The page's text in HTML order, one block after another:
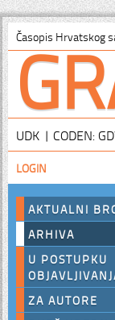
Časopis Hrvatskog
UDK | CODEN:
LOGIN
AKTUALNI
ARHIVA
U POSTUPKU
ZA AUTORE